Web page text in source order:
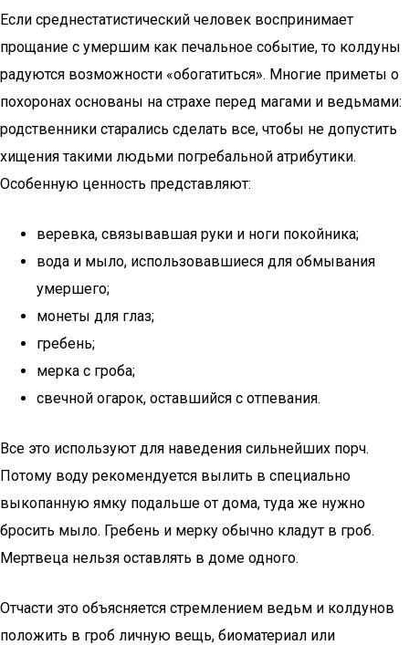
Если среднестатистический человек воспринимает
прощание с умершим как печальное событие, то колдуны
радуются возможности «обогатиться». Многие приметы о
похоронах основаны на страхе перед магами и ведьмами:
родственники старались сделать все, чтобы не допустить
хищения такими людьми погребальной атрибутики.
Особенную ценность представляют:
веревка, связывавшая руки и ноги покойника;
вода и мыло, использовавшиеся для обмывания
умершего;
монеты для глаз;
гребень;
мерка с гроба;
свечной огарок, оставшийся с отпевания.
Все это используют для наведения сильнейших порч.
Потому воду рекомендуется вылить в специально
выкопанную ямку подальше от дома, туда же нужно
бросить мыло. Гребень и мерку обычно кладут в гроб.
Мертвеца нельзя оставлять в доме одного.
Отчасти это объясняется стремлением ведьм и колдунов
положить в гроб личную вещь, биоматериал или